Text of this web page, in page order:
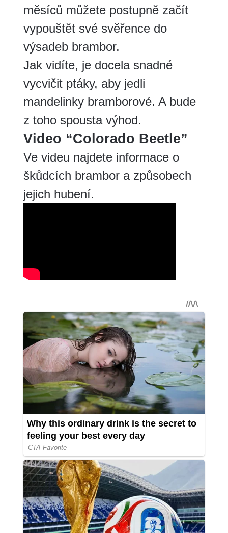
měsíců můžete postupně začít
vypouštět své svěřence do
výsadeb brambor.
Jak vidíte, je docela snadné
vycvičit ptáky, aby jedli
mandelinky bramborové. A bude
z toho spousta výhod.
Video “Colorado Beetle”
Ve videu najdete informace o
škůdcích brambor a způsobech
jejich hubení.